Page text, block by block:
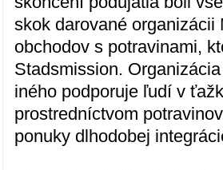
skok darované
obchodov s potravinami,
Stadsmission.
iného podporuje ľudí v
prostredníctvom
ponuky dlhodobej